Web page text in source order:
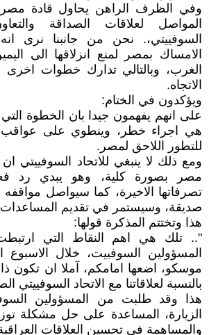
وفي الظرف الراهن يحاول قادة مصر
المواصل لعلاقات الصداقة
السوفييتي،. نحن من جانبنا نرى
الامساك بمصر لمنع انزلاقها الى
الغرب، وبالتالي تدارك خطوات
الاتجاه.
ويؤكدون في الختام:
على انهم يفهمون جيدا بان الخطوة
هي اجراء خطر، وينطوي على عواقب
للتطور اللاحق لمصر.
ومع ذلك لا ينبغي للاتحاد السوفييتي
مصر بصورة كلية، وهو يبدي رد
تصرفاتها الاخيرة، كما سيواصل
صديقة، وسيستمر في تقديم المساعدات
هذا وتختتم المذكرة قولها:
".. تلك هي اهم النقاط التي
المسؤولين السوفييت، خلال
موسكو، اضعها امامكم، آملا ان تكون
بالنسبة لعلاقاتنا مع الاتحاد السوفييتي
هذا وقد طلبت من المسؤولين
الزيارة، المساعدة على حل مشكلة
والمساهمة في تحسين العلاقات